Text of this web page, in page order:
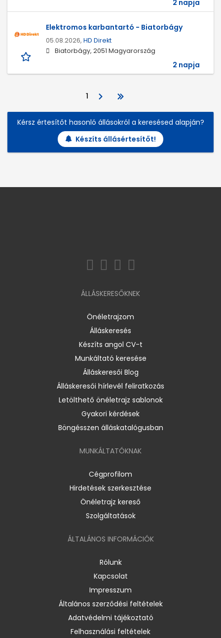
2 napja
Elektromos karbantartó - Biatorbágy
05.08.2026, HD Direkt
Biatorbágy, 2051 Magyarország
2 napja
1
Kérsz értesítőt hasonló állásokról a keresésed alapján?
Készíts állásértesítőt!
ÁLLÁSKERESŐKNEK
Önéletrajzom
Álláskeresés
Készíts angol CV-t
Munkáltató keresése
Álláskeresői Blog
Álláskeresői hírlevél feliratkozás
Letölthető önéletrajz sablonok
Gyakori kérdések
Böngésszen álláskatalógusban
MUNKÁLTATÓKNAK
Cégprofilom
Hirdetések szerkesztése
Önéletrajz kereső
Szolgáltatások
ÁLTALÁNOS INFORMÁCIÓK
Rólunk
Kapcsolat
Impresszum
Általános szerződési feltételek
Adatvédelmi tájékoztató
Felhasználási feltételek